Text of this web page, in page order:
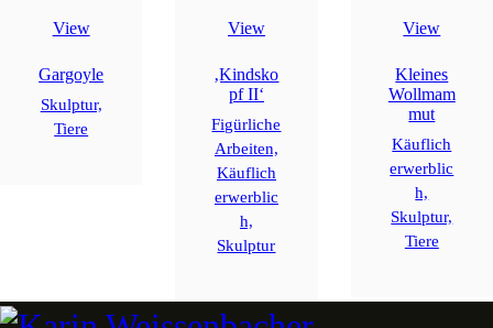
View
Gargoyle
Skulptur,
Tiere
View
‚Kindsko
pf II‘
Figürliche
Arbeiten,
Käuflich
erwerblic
h,
Skulptur
View
Kleines
Wollmam
mut
Käuflich
erwerblic
h,
Skulptur,
Tiere